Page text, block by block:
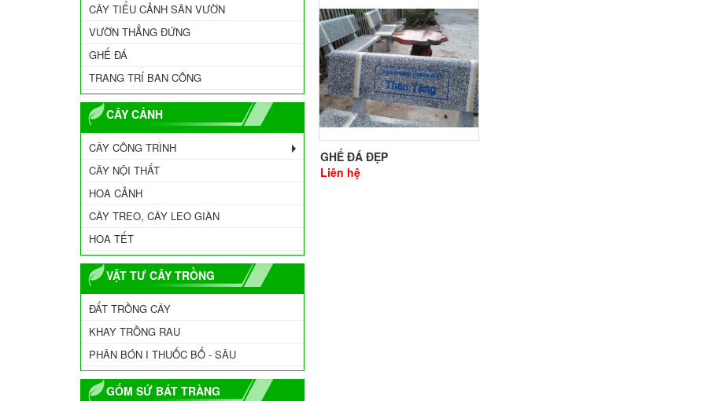
CÂY TIỂU CẢNH SÂN VƯỜN
VƯỜN THẲNG ĐỨNG
GHẾ ĐÁ
TRANG TRÍ BAN CÔNG
CÂY CẢNH
CÂY CÔNG TRÌNH
CÂY NỘI THẤT
HOA CẢNH
CÂY TREO, CÂY LEO GIÀN
HOA TẾT
VẬT TƯ CÂY TRỒNG
ĐẤT TRỒNG CÂY
KHAY TRỒNG RAU
PHÂN BÓN I THUỐC BỔ - SÂU
GỐM SỨ BÁT TRÀNG
GHẾ ĐÁ ĐẸP
Liên hệ